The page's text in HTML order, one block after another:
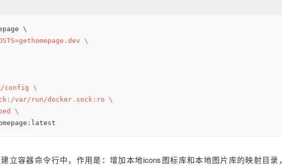
\
\
config \
var/run/docker.sock:ro \
\
立容器命令行中，作用是：增加本地icons图标库和本地图片库的映射目录